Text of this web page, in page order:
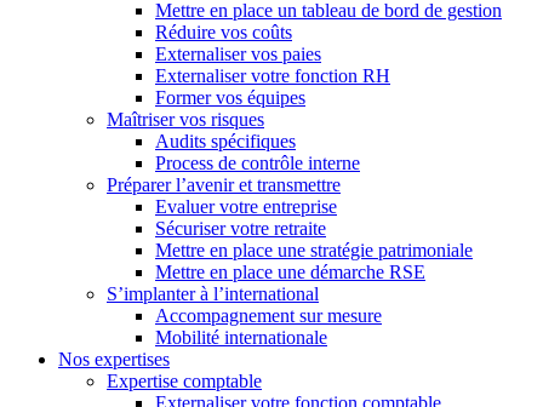
Mettre en place un tableau de bord de gestion
Réduire vos coûts
Externaliser vos paies
Externaliser votre fonction RH
Former vos équipes
Maîtriser vos risques
Audits spécifiques
Process de contrôle interne
Préparer l’avenir et transmettre
Evaluer votre entreprise
Sécuriser votre retraite
Mettre en place une stratégie patrimoniale
Mettre en place une démarche RSE
S’implanter à l’international
Accompagnement sur mesure
Mobilité internationale
Nos expertises
Expertise comptable
Externaliser votre fonction comptable